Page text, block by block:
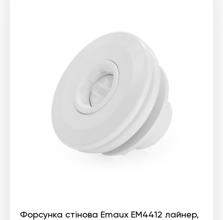
Форсунка стінова Emaux EM4412 лайнер,